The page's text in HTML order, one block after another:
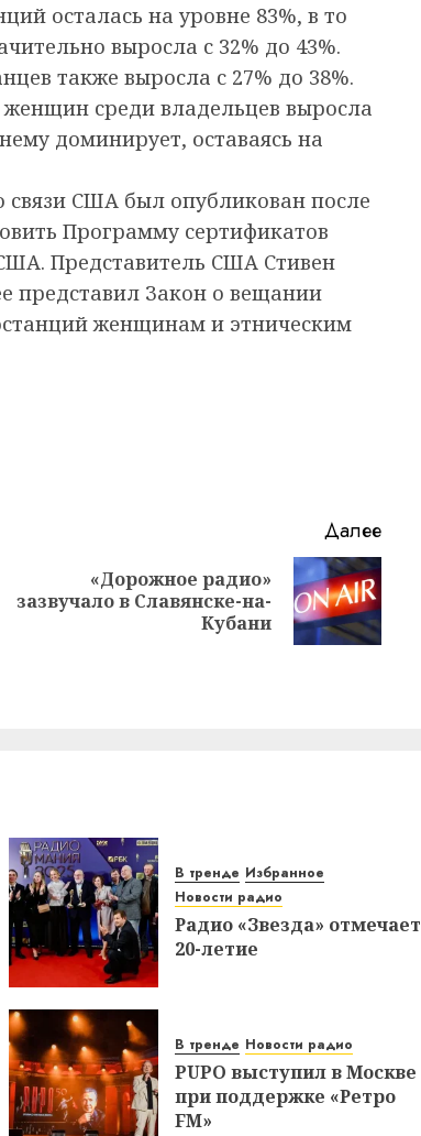
осталась на уровне 83%, в то
выросла с 32% до 43%.
также выросла с 27% до 38%.
среди владельцев выросла
доминирует, оставаясь на
связи США был опубликован после
Программу сертификатов
Представитель США Стивен
представил Закон о вещании
женщинам и этническим
Предыдущая
Далее
Следующая
«Дорожное радио»
зазвучало в Славянске-на-
Кубани
В тренде Избранное
Новости радио
Радио «Звезда» отмечает
20-летие
В тренде Новости радио
PUPO выступил в Москве
при поддержке «Ретро
FM»